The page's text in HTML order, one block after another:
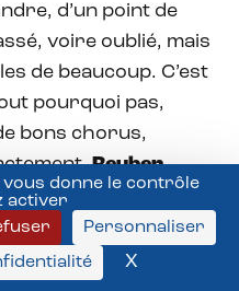
donne le contrôle
activer
Personnaliser
X
d’un point de
voire oublié, mais
de beaucoup. C’est
pourquoi pas,
bons chorus,
Reuben
interstices.